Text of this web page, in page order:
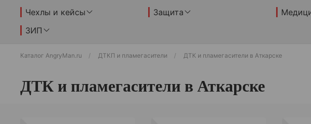
Чехлы и кейсы
Защита
ЗИП
Каталог AngryMan.ru ДТКП и пламегасители ДТК и пламегасители в Аткарске
ДТК и пламегасители в Аткарске